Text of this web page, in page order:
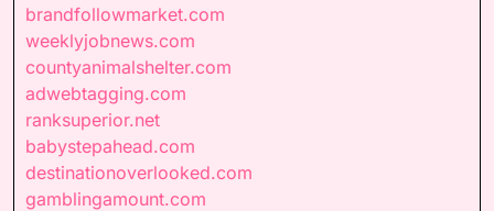
brandfollowmarket.com
weeklyjobnews.com
countyanimalshelter.com
adwebtagging.com
ranksuperior.net
babystepahead.com
destinationoverlooked.com
gamblingamount.com